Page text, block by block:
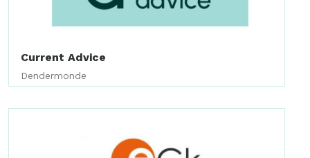
Current Advice
Dendermonde